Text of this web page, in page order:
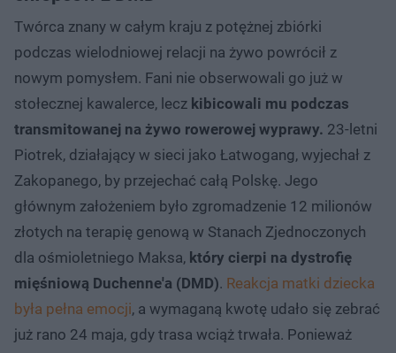
Twórca znany w całym kraju z potężnej zbiórki
podczas wielodniowej relacji na żywo powrócił z
nowym pomysłem. Fani nie obserwowali go już w
stołecznej kawalerce, lecz kibicowali mu podczas
transmitowanej na żywo rowerowej wyprawy. 23-letni
Piotrek, działający w sieci jako Łatwogang, wyjechał z
Zakopanego, by przejechać całą Polskę. Jego
głównym założeniem było zgromadzenie 12 milionów
złotych na terapię genową w Stanach Zjednoczonych
dla ośmioletniego Maksa, który cierpi na dystrofię
mięśniową Duchenne'a (DMD). Reakcja matki dziecka
była pełna emocji, a wymaganą kwotę udało się zebrać
już rano 24 maja, gdy trasa wciąż trwała. Ponieważ